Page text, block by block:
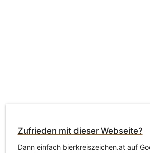
Zufrieden mit dieser Webseite?
Dann einfach bierkreiszeichen.at auf